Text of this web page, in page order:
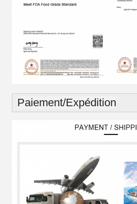
Paiement/Expédition